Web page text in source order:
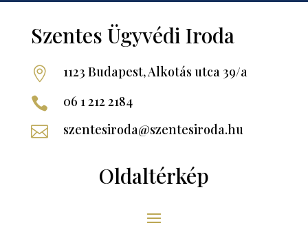
Szentes Ügyvédi Iroda
 1123 Budapest, Alkotás utca 39/a
 06 1 212 2184
 szentesiroda@szentesiroda.hu
Oldaltérkép